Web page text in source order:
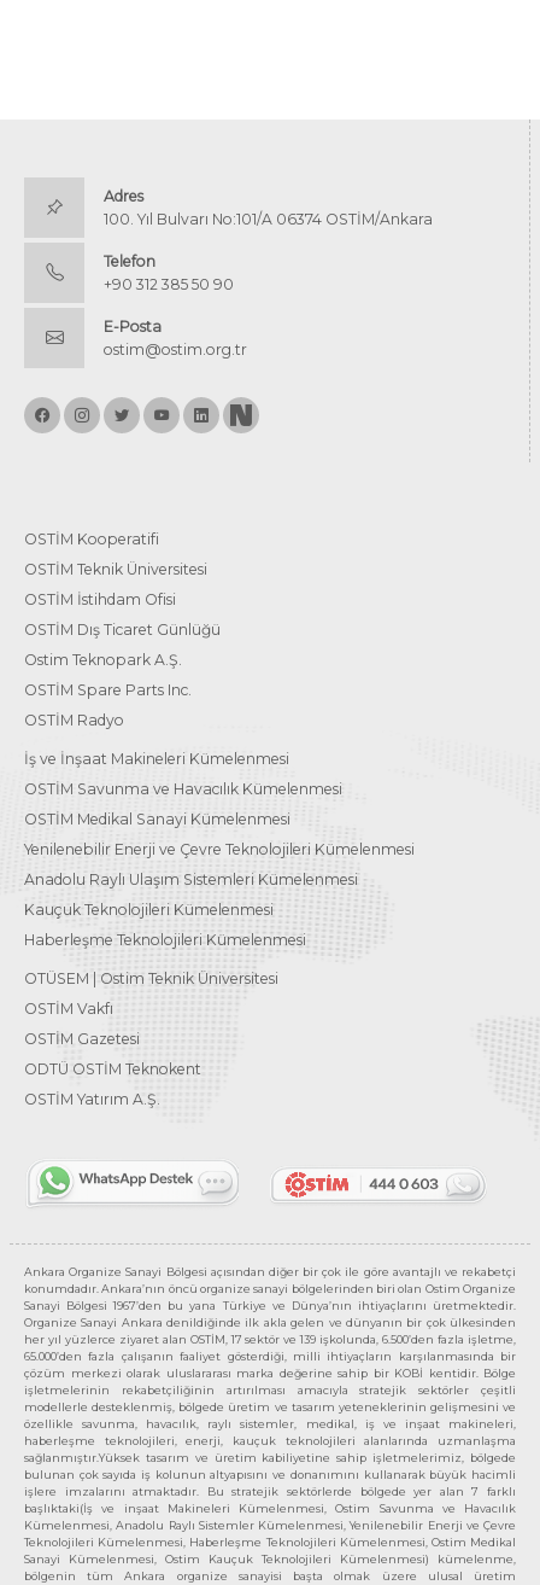
Adres
100. Yıl Bulvarı No:101/A 06374 OSTİM/Ankara
Telefon
+90 312 385 50 90
E-Posta
ostim@ostim.org.tr
OSTİM Kooperatifi
OSTİM Teknik Üniversitesi
OSTİM İstihdam Ofisi
OSTİM Dış Ticaret Günlüğü
Ostim Teknopark A.Ş.
OSTİM Spare Parts Inc.
OSTİM Radyo
İş ve İnşaat Makineleri Kümelenmesi
OSTİM Savunma ve Havacılık Kümelenmesi
OSTİM Medikal Sanayi Kümelenmesi
Yenilenebilir Enerji ve Çevre Teknolojileri Kümelenmesi
Anadolu Raylı Ulaşım Sistemleri Kümelenmesi
Kauçuk Teknolojileri Kümelenmesi
Haberleşme Teknolojileri Kümelenmesi
OTÜSEM | Ostim Teknik Üniversitesi
OSTİM Vakfı
OSTİM Gazetesi
ODTÜ OSTİM Teknokent
OSTİM Yatırım A.Ş.
Ankara Organize Sanayi Bölgesi açısından diğer bir çok ile göre avantajlı ve rekabetçi
konumdadır. Ankara’nın öncü organize sanayi bölgelerinden biri olan Ostim Organize
Sanayi Bölgesi 1967’den bu yana Türkiye ve Dünya’nın ihtiyaçlarını üretmektedir.
Organize Sanayi Ankara denildiğinde ilk akla gelen ve dünyanın bir çok ülkesinden
her yıl yüzlerce ziyaret alan OSTİM, 17 sektör ve 139 işkolunda, 6.500’den fazla işletme,
65.000’den fazla çalışanın faaliyet gösterdiği, milli ihtiyaçların karşılanmasında bir
çözüm merkezi olarak uluslararası marka değerine sahip bir KOBİ kentidir. Bölge
işletmelerinin rekabetçiliğinin artırılması amacıyla stratejik sektörler çeşitli
modellerle desteklenmiş, bölgede üretim ve tasarım yeteneklerinin gelişmesini ve
özellikle savunma, havacılık, raylı sistemler, medikal, iş ve inşaat makineleri,
haberleşme teknolojileri, enerji, kauçuk teknolojileri alanlarında uzmanlaşma
sağlanmıştır.Yüksek tasarım ve üretim kabiliyetine sahip işletmelerimiz, bölgede
bulunan çok sayıda iş kolunun altyapısını ve donanımını kullanarak büyük hacimli
işlere imzalarını atmaktadır. Bu stratejik sektörlerde bölgede yer alan 7 farklı
başlıktaki(İş ve inşaat Makineleri Kümelenmesi, Ostim Savunma ve Havacılık
Kümelenmesi, Anadolu Raylı Sistemler Kümelenmesi, Yenilenebilir Enerji ve Çevre
Teknolojileri Kümelenmesi, Haberleşme Teknolojileri Kümelenmesi, Ostim Medikal
Sanayi Kümelenmesi, Ostim Kauçuk Teknolojileri Kümelenmesi) kümelenme,
bölgenin tüm Ankara organize sanayisi başta olmak üzere ulusal üretim